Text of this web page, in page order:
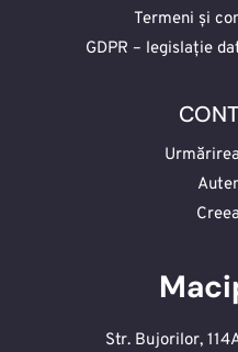
Termeni și
GDPR – legislație
Str. Bujorilor,